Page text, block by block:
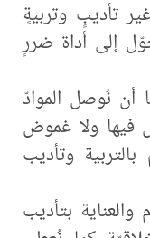
تأديبٍ وتربيةٍ
إلى أداة ضررٍ
نُوصل الموادّ
فيها ولا غموض
وتأديب
بتأديب